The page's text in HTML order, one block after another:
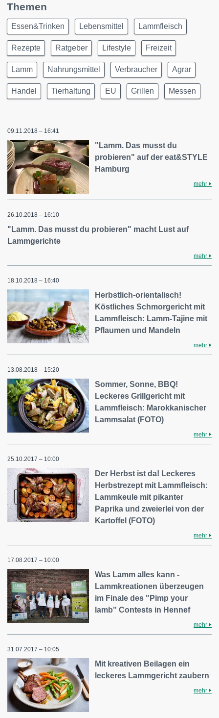
Themen
Essen&Trinken Lebensmittel Lammfleisch
Rezepte Ratgeber Lifestyle Freizeit
Lamm Nahrungsmittel Verbraucher Agrar
Handel Tierhaltung EU Grillen Messen
09.11.2018 – 16:41
"Lamm. Das musst du
probieren" auf der eat&STYLE
Hamburg
mehr
26.10.2018 – 16:10
"Lamm. Das musst du probieren" macht Lust auf
Lammgerichte
mehr
18.10.2018 – 16:40
Herbstlich-orientalisch!
Köstliches Schmorgericht mit
Lammfleisch: Lamm-Tajine mit
Pflaumen und Mandeln
mehr
13.08.2018 – 15:20
Sommer, Sonne, BBQ!
Leckeres Grillgericht mit
Lammfleisch: Marokkanischer
Lammsalat (FOTO)
mehr
25.10.2017 – 10:00
Der Herbst ist da! Leckeres
Herbstrezept mit Lammfleisch:
Lammkeule mit pikanter
Paprika und zweierlei von der
Kartoffel (FOTO)
mehr
17.08.2017 – 10:00
Was Lamm alles kann -
Lammkreationen überzeugen
im Finale des "Pimp your
lamb" Contests in Hennef
mehr
31.07.2017 – 10:05
Mit kreativen Beilagen ein
leckeres Lammgericht zaubern
mehr